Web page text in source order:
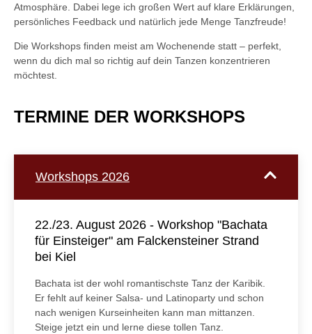
Atmosphäre. Dabei lege ich großen Wert auf klare Erklärungen,
persönliches Feedback und natürlich jede Menge Tanzfreude!
Die Workshops finden meist am Wochenende statt – perfekt,
wenn du dich mal so richtig auf dein Tanzen konzentrieren
möchtest.
TERMINE DER WORKSHOPS
Workshops 2026
22./23. August 2026 - Workshop "Bachata
für Einsteiger" am Falckensteiner Strand
bei Kiel
Bachata ist der wohl romantischste Tanz der Karibik.
Er fehlt auf keiner Salsa- und Latinoparty und schon
nach wenigen Kurseinheiten kann man mittanzen.
Steige jetzt ein und lerne diese tollen Tanz.